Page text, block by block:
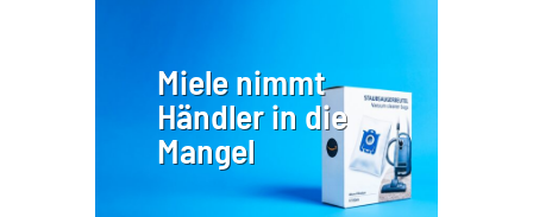
Miele nimmt
Händler in die
Mangel